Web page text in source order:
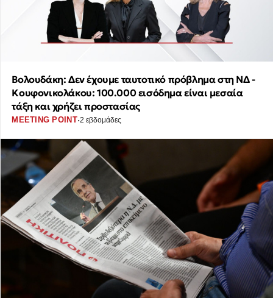
Βολουδάκη: Δεν έχουμε ταυτοτικό πρόβλημα στη ΝΔ -
Κουφονικολάκου: 100.000 εισόδημα είναι μεσαία
τάξη και χρήζει προστασίας
MEETING POINT·2 εβδομάδες